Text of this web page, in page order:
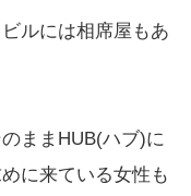
ルには相席屋もあ
ままHUB(ハブ)に
に来ている女性も